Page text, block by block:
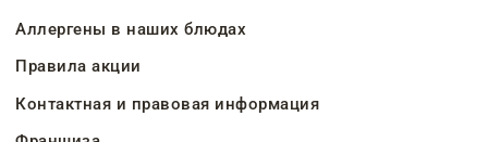
Аллергены в наших блюдах
Правила акции
Контактная и правовая информация